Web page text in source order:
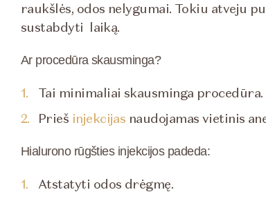
raukšlės, odos nelygumai. Tokiu atveju
sustabdyti laiką.
Ar procedūra skausminga?
Tai minimaliai skausminga procedūra.
Prieš injekcijas naudojamas vietinis
Hialurono rūgšties injekcijos padeda:
Atstatyti odos drėgmę.